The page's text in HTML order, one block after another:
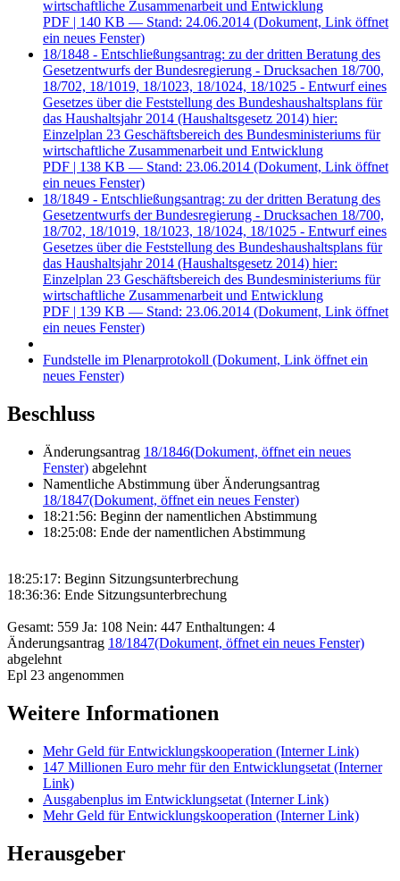
wirtschaftliche Zusammenarbeit und Entwicklung
PDF | 140 KB — Stand: 24.06.2014 (Dokument, Link öffnet
ein neues Fenster)
18/1848 - Entschließungsantrag: zu der dritten Beratung des
Gesetzentwurfs der Bundesregierung - Drucksachen 18/700,
18/702, 18/1019, 18/1023, 18/1024, 18/1025 - Entwurf eines
Gesetzes über die Feststellung des Bundeshaushaltsplans für
das Haushaltsjahr 2014 (Haushaltsgesetz 2014) hier:
Einzelplan 23 Geschäftsbereich des Bundesministeriums für
wirtschaftliche Zusammenarbeit und Entwicklung
PDF | 138 KB — Stand: 23.06.2014 (Dokument, Link öffnet
ein neues Fenster)
18/1849 - Entschließungsantrag: zu der dritten Beratung des
Gesetzentwurfs der Bundesregierung - Drucksachen 18/700,
18/702, 18/1019, 18/1023, 18/1024, 18/1025 - Entwurf eines
Gesetzes über die Feststellung des Bundeshaushaltsplans für
das Haushaltsjahr 2014 (Haushaltsgesetz 2014) hier:
Einzelplan 23 Geschäftsbereich des Bundesministeriums für
wirtschaftliche Zusammenarbeit und Entwicklung
PDF | 139 KB — Stand: 23.06.2014 (Dokument, Link öffnet
ein neues Fenster)
Fundstelle im Plenarprotokoll (Dokument, Link öffnet ein
neues Fenster)
Beschluss
Änderungsantrag 18/1846(Dokument, öffnet ein neues
Fenster) abgelehnt
Namentliche Abstimmung über Änderungsantrag
18/1847(Dokument, öffnet ein neues Fenster)
18:21:56: Beginn der namentlichen Abstimmung
18:25:08: Ende der namentlichen Abstimmung
18:25:17: Beginn Sitzungsunterbrechung
18:36:36: Ende Sitzungsunterbrechung
Gesamt: 559 Ja: 108 Nein: 447 Enthaltungen: 4
Änderungsantrag 18/1847(Dokument, öffnet ein neues Fenster)
abgelehnt
Epl 23 angenommen
Weitere Informationen
Mehr Geld für Entwicklungskooperation (Interner Link)
147 Millionen Euro mehr für den Entwicklungsetat (Interner
Link)
Ausgabenplus im Entwicklungsetat (Interner Link)
Mehr Geld für Entwicklungskooperation (Interner Link)
Herausgeber